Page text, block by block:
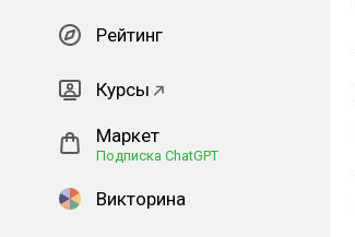
Рейтинг
Курсы
Маркет
Подписка ChatGPT
Викторина